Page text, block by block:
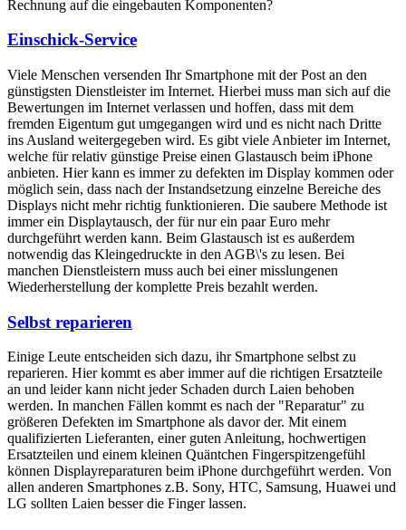
Rechnung auf die eingebauten Komponenten?
Einschick-Service
Viele Menschen versenden Ihr Smartphone mit der Post an den
günstigsten Dienstleister im Internet. Hierbei muss man sich auf die
Bewertungen im Internet verlassen und hoffen, dass mit dem
fremden Eigentum gut umgegangen wird und es nicht nach Dritte
ins Ausland weitergegeben wird. Es gibt viele Anbieter im Internet,
welche für relativ günstige Preise einen Glastausch beim iPhone
anbieten. Hier kann es immer zu defekten im Display kommen oder
möglich sein, dass nach der Instandsetzung einzelne Bereiche des
Displays nicht mehr richtig funktionieren. Die saubere Methode ist
immer ein Displaytausch, der für nur ein paar Euro mehr
durchgeführt werden kann. Beim Glastausch ist es außerdem
notwendig das Kleingedruckte in den AGB\'s zu lesen. Bei
manchen Dienstleistern muss auch bei einer misslungenen
Wiederherstellung der komplette Preis bezahlt werden.
Selbst reparieren
Einige Leute entscheiden sich dazu, ihr Smartphone selbst zu
reparieren. Hier kommt es aber immer auf die richtigen Ersatzteile
an und leider kann nicht jeder Schaden durch Laien behoben
werden. In manchen Fällen kommt es nach der "Reparatur" zu
größeren Defekten im Smartphone als davor der. Mit einem
qualifizierten Lieferanten, einer guten Anleitung, hochwertigen
Ersatzteilen und einem kleinen Quäntchen Fingerspitzengefühl
können Displayreparaturen beim iPhone durchgeführt werden. Von
allen anderen Smartphones z.B. Sony, HTC, Samsung, Huawei und
LG sollten Laien besser die Finger lassen.